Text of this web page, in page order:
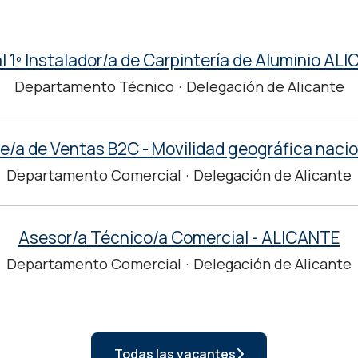
1º Instalador/a de Carpintería de Aluminio
Departamento Técnico · Delegación de Alicante
a de Ventas B2C - Movilidad geográfica
Departamento Comercial · Delegación de Alicante
Asesor/a Técnico/a Comercial - ALICANTE
Departamento Comercial · Delegación de Alicante
Todas las vacantes